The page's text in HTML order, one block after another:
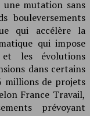
mutation sans
bouleversements
qui accélère la
qui impose
les évolutions
dans certains
millions de projets
France Travail,
prévoyant